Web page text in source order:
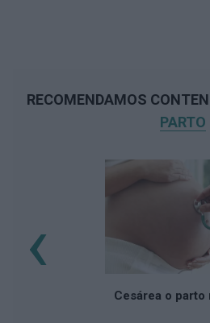
RECOMENDAMOS
PARTO
Cesárea o parto
‹